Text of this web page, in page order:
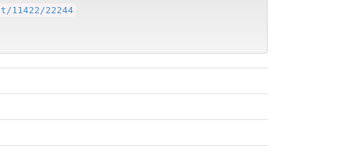
22244